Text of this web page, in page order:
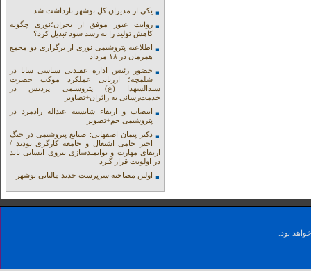
یکی از مدیران کل بوشهر بازداشت شد
روایت عبور موفق از بحران؛نوری چگونه
کاهش تولید را به رشد سود تبدیل کرد؟
اطلاعیه پتروشیمی نوری از برگزاری دو مجمع
همزمان در ۱۸ مرداد
حضور رئیس اداره عقیدتی سیاسی ساتا در
شلمچه؛ ارزیابی عملکرد موکب حضرت
سیدالشهدا (ع) پتروشیمی پردیس در
خدمت‌رسانی به زائران+تصاویر
انتصاب و ارتقاء شایسته عبداله رادمرد در
پتروشیمی جم+تصویر
دکتر پیمان اصفهانی: صنایع پتروشیمی در جنگ
اخیر حامی اشتغال و جامعه کارگری بودند /
ارتقای مهارت و توانمندسازی نیروی انسانی باید
در اولویت قرار گیرد
اولین مصاحبه سرپرست جدید مالیاتی بوشهر
بود.